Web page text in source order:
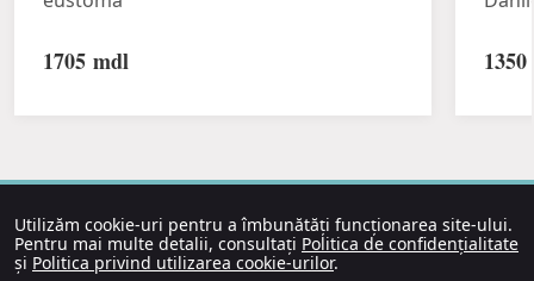
1705 mdl 1350
Utilizăm cookie-uri pentru a îmbunătăți funcționarea site-ului.
Pentru mai multe detalii, consultați Politica de confidențialitate
și Politica privind utilizarea cookie-urilor.